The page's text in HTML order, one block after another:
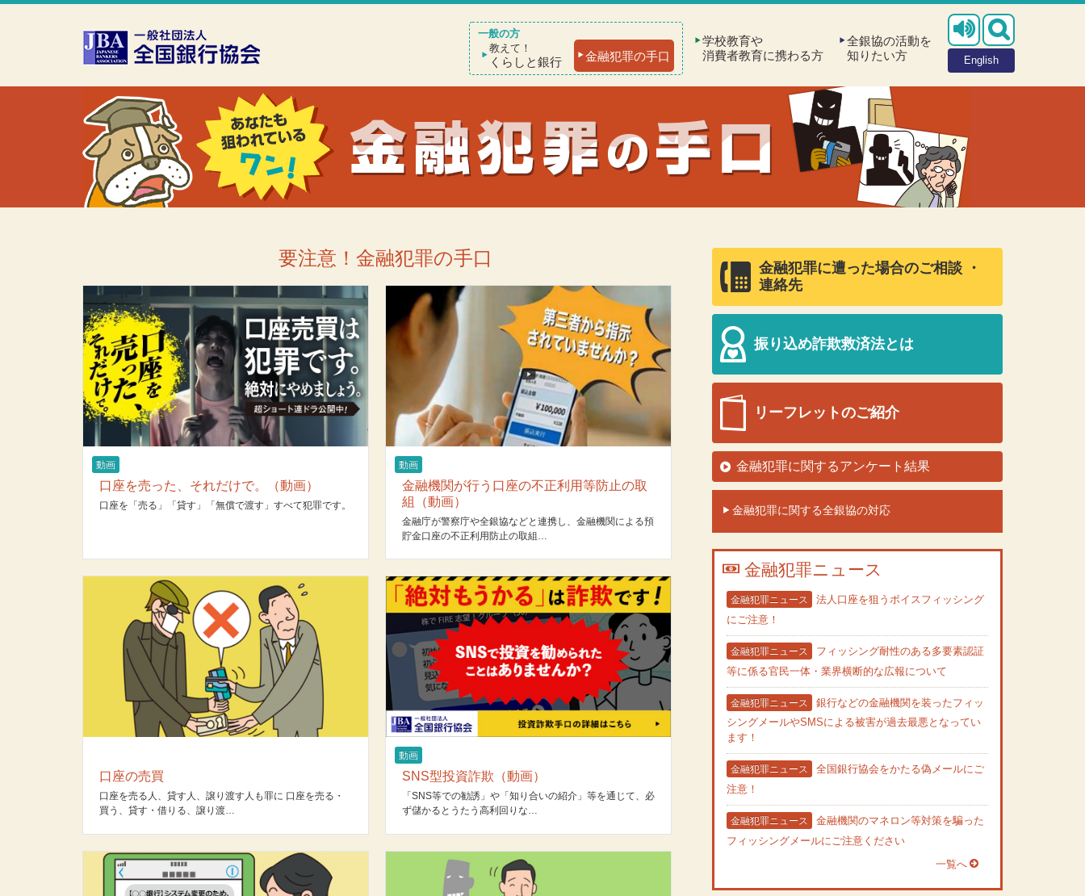
本文へスキップ
障がい者向け相談窓口
English
教えて！
くらしと銀行 金融犯罪の手口
学校教育や
消費者教育に携わる方
全銀協の活動を
知りたい方
要注意！金融犯罪の手口
動画
口座を売った、それだけで。（動画）
口座を「売る」「貸す」「無償で渡す」すべて犯罪です。
動画
金融機関が行う口座の不正利用等防止の取
組（動画）
金融庁が警察庁や全銀協などと連携し、金融機関による預
貯金口座の不正利用防止の取組…
口座の売買
口座を売る人、貸す人、譲り渡す人も罪に 口座を売る・
買う、貸す・借りる、譲り渡…
動画
SNS型投資詐欺（動画）
「SNS等での勧誘」や「知り合いの紹介」等を通じて、必
ず儲かるとうたう高利回りな…
金融犯罪に遭った場合のご相談 ・
連絡先
振り込め詐欺救済法とは
リーフレットのご紹介
金融犯罪に関するアンケート結果
金融犯罪に関する全銀協の対応
金融犯罪ニュース
金融犯罪ニュース
法人口座を狙うボイスフィッシング
にご注意！
金融犯罪ニュース
フィッシング耐性のある多要素認証
等に係る官民一体・業界横断的な広報について
金融犯罪ニュース
銀行などの金融機関を装ったフィッ
シングメールやSMSによる被害が過去最悪となってい
ます！
金融犯罪ニュース
全国銀行協会をかたる偽メールにご
注意！
金融犯罪ニュース
金融機関のマネロン等対策を騙った
フィッシングメールにご注意ください
一覧へ